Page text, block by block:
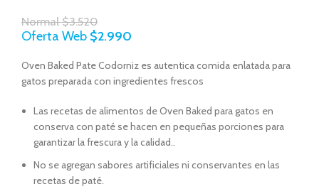
Normal$3.520
Oferta Web $2.990
Oven Baked Pate Codorniz es autentica comida enlatada para
gatos preparada con ingredientes frescos
Las recetas de alimentos de Oven Baked para gatos en
conserva con paté se hacen en pequeñas porciones para
garantizar la frescura y la calidad..
No se agregan sabores artificiales ni conservantes en las
recetas de paté.